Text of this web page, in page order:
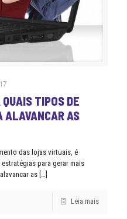
TIPOS DE
ALAVANCAR AS
das lojas virtuais, é
para gerar mais
as […]
Leia mais